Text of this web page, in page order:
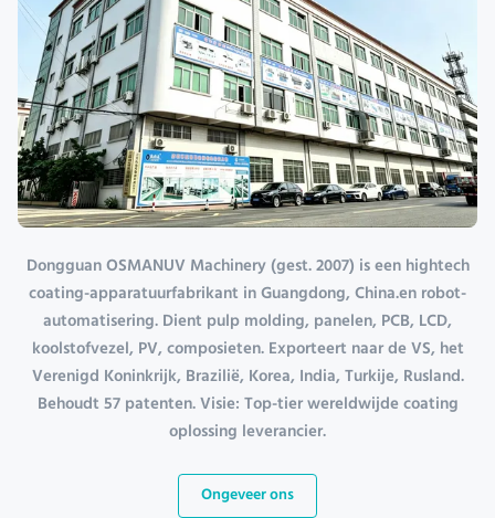
Dongguan OSMANUV Machinery (gest. 2007) is een hightech
coating-apparatuurfabrikant in Guangdong, China.en robot-
automatisering. Dient pulp molding, panelen, PCB, LCD,
koolstofvezel, PV, composieten. Exporteert naar de VS, het
Verenigd Koninkrijk, Brazilië, Korea, India, Turkije, Rusland.
Behoudt 57 patenten. Visie: Top-tier wereldwijde coating
oplossing leverancier.
Ongeveer ons